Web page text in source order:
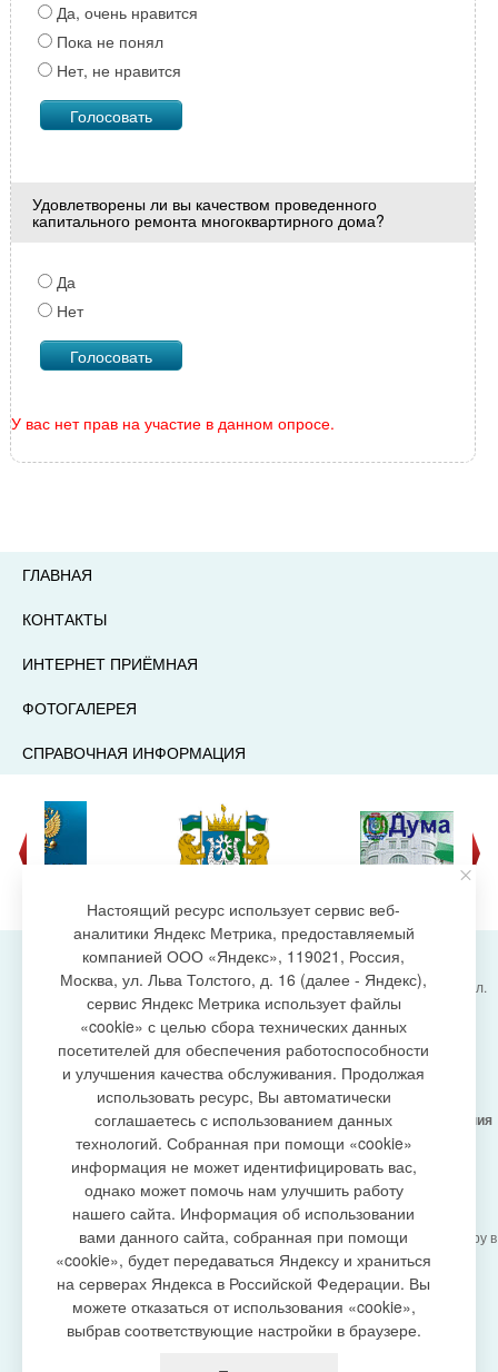
Да, очень нравится
Пока не понял
Нет, не нравится
Удовлетворены ли вы качеством проведенного
капитального ремонта многоквартирного дома?
Да
Нет
У вас нет прав на участие в данном опросе.
ГЛАВНАЯ
КОНТАКТЫ
ИНТЕРНЕТ ПРИЁМНАЯ
ФОТОГАЛЕРЕЯ
СПРАВОЧНАЯ ИНФОРМАЦИЯ
создание сайта
Администрация городского поселения Излучинск, ул.
Энергетиков, 6, пгт. Излучинск, Нижневартовский
район,
Ханты-Мансийский автономный округ-Югра
(Тюменская область), 628634
Сетевое изданиеhttps://www.gp-izluchinsk.ru
16+
Учредитель -Администрация городского поселения
Излучинск
Главный редактор - Бурич Денис Ярославович
Телефон/факс: (3466) 28-13-77 , e-mail:
admizl@rambler.ru
Сетевое изданиеhttps://www.gp-izluchinsk.ru
зарегистрировано Федеральной службой по надзору в
сфере связи,
информационных технологий и массовых
коммуникаций (Роскомнадзор), регистрационный
номер СМИ
ЭЛ № ФС77-87353 от 27.04.2024
Настоящий ресурс использует сервис веб-
аналитики Яндекс Метрика, предоставляемый
компанией ООО «Яндекс», 119021, Россия,
Москва, ул. Льва Толстого, д. 16 (далее - Яндекс),
сервис Яндекс Метрика использует файлы
«cookie» с целью сбора технических данных
посетителей для обеспечения работоспособности
и улучшения качества обслуживания. Продолжая
использовать ресурс, Вы автоматически
соглашаетесь с использованием данных
технологий. Собранная при помощи «cookie»
информация не может идентифицировать вас,
однако может помочь нам улучшить работу
нашего сайта. Информация об использовании
вами данного сайта, собранная при помощи
«cookie», будет передаваться Яндексу и храниться
на серверах Яндекса в Российской Федерации. Вы
можете отказаться от использования «cookie»,
выбрав соответствующие настройки в браузере.